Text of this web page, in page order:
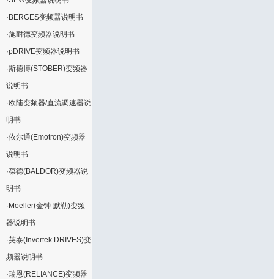
· BERGES变频器说明书
·施耐德变频器说明书
·pDRIVE变频器说明书
·斯德博(STOBER)变频器
说明书
·欧陆变频器/直流调速器说
明书
·依尔通(Emotron)变频器
说明书
·葆德(BALDOR)变频器说
明书
· Moeller(金钟-默勒)变频
器说明书
·英泰(Invertek DRIVES)变
频器说明书
·瑞恩(RELIANCE)变频器